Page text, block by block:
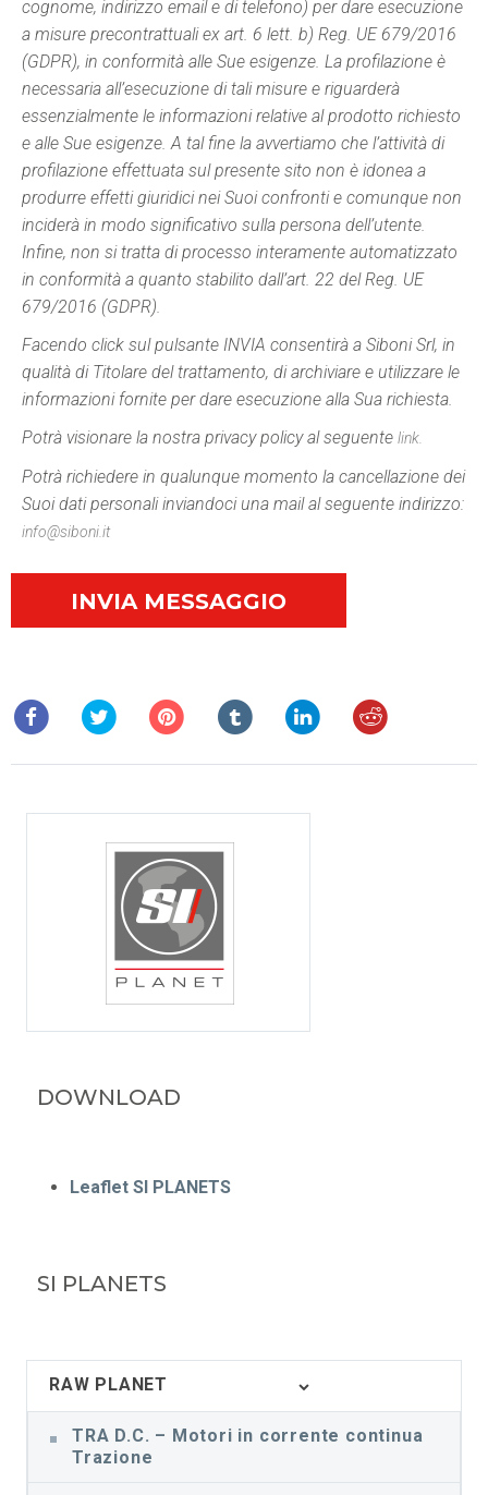
cognome, indirizzo email e di telefono) per dare esecuzione
a misure precontrattuali ex art. 6 lett. b) Reg. UE 679/2016
(GDPR), in conformità alle Sue esigenze. La profilazione è
necessaria all’esecuzione di tali misure e riguarderà
essenzialmente le informazioni relative al prodotto richiesto
e alle Sue esigenze. A tal fine la avvertiamo che l’attività di
profilazione effettuata sul presente sito non è idonea a
produrre effetti giuridici nei Suoi confronti e comunque non
inciderà in modo significativo sulla persona dell’utente.
Infine, non si tratta di processo interamente automatizzato
in conformità a quanto stabilito dall’art. 22 del Reg. UE
679/2016 (GDPR).
Facendo click sul pulsante INVIA consentirà a Siboni Srl, in
qualità di Titolare del trattamento, di archiviare e utilizzare le
informazioni fornite per dare esecuzione alla Sua richiesta.
Potrà visionare la nostra privacy policy al seguente link.
Potrà richiedere in qualunque momento la cancellazione dei
Suoi dati personali inviandoci una mail al seguente indirizzo:
info@siboni.it
DOWNLOAD
Leaflet SI PLANETS
SI PLANETS
RAW PLANET
TRA D.C. – Motori in corrente continua
Trazione